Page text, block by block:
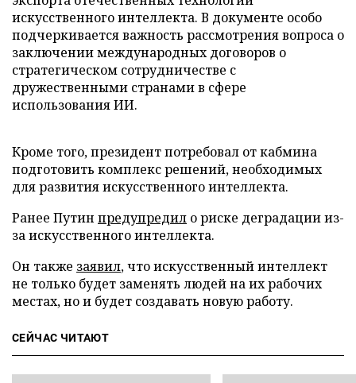
искусственного интеллекта. В документе особо
подчеркивается важность рассмотрения вопроса о
заключении международных договоров о
стратегическом сотрудничестве с
дружественными странами в сфере
использования ИИ.
Кроме того, президент потребовал от кабмина
подготовить комплекс решений, необходимых
для развития искусственного интеллекта.
Ранее Путин предупредил о риске деградации из-
за искусственного интеллекта.
Он также заявил, что искусственный интеллект
не только будет заменять людей на их рабочих
местах, но и будет создавать новую работу.
СЕЙЧАС ЧИТАЮТ